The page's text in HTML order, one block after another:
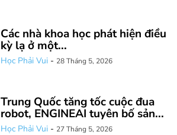
Các nhà khoa học phát hiện điều
kỳ lạ ở một...
Học Phải Vui - 28 Tháng 5, 2026
Trung Quốc tăng tốc cuộc đua
robot, ENGINEAI tuyên bố sản...
Học Phải Vui - 27 Tháng 5, 2026